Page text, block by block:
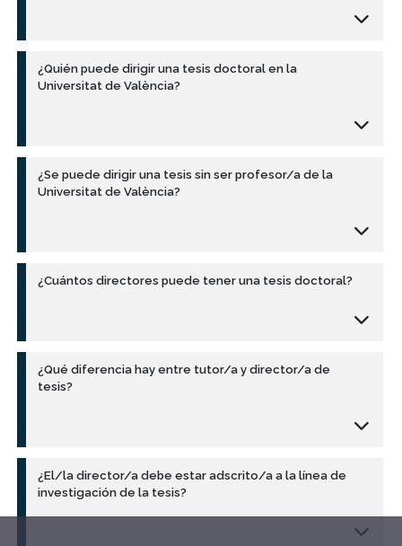
¿Quién puede dirigir una tesis doctoral en la
Universitat de València?
¿Se puede dirigir una tesis sin ser profesor/a de la
Universitat de València?
¿Cuántos directores puede tener una tesis doctoral?
¿Qué diferencia hay entre tutor/a y director/a de
tesis?
¿El/la director/a debe estar adscrito/a a la línea de
investigación de la tesis?